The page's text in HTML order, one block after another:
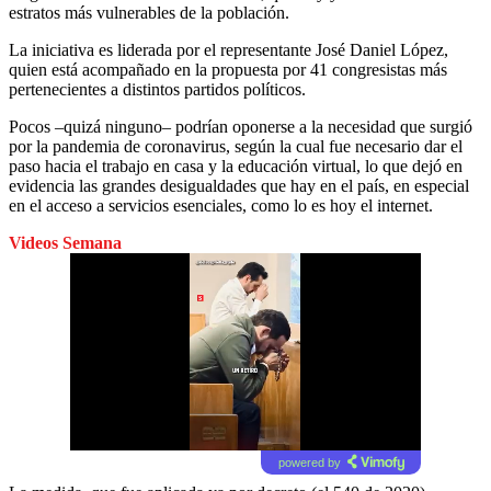
estratos más vulnerables de la población.
La iniciativa es liderada por el representante José Daniel López,
quien está acompañado en la propuesta por 41 congresistas más
pertenecientes a distintos partidos políticos.
Pocos –quizá ninguno– podrían oponerse a la necesidad que surgió
por la pandemia de coronavirus, según la cual fue necesario dar el
paso hacia el trabajo en casa y la educación virtual, lo que dejó en
evidencia las grandes desigualdades que hay en el país, en especial
en el acceso a servicios esenciales, como lo es hoy el internet.
Videos Semana
powered by